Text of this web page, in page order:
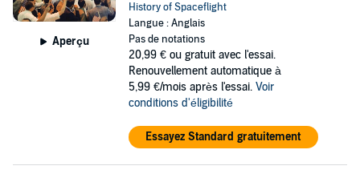
Aperçu
History of Spaceflight
Langue : Anglais
Pas de notations
20,99 € ou gratuit avec l'essai.
Renouvellement automatique à
5,99 €/mois après l'essai. Voir
conditions d'éligibilité
Essayez Standard gratuitement